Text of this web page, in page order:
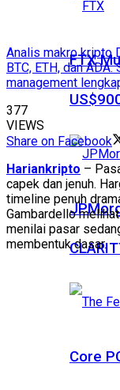
FTX
Core
Analis makro kripto
BTC, ETH, dan
management
377
VIEWS
Share on Facebook
Hariankripto –
capek dan jenuh.
timeline penuh
Gambardello
menilai pasar
membentuk dasar.